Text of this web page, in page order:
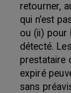
retourner,
qui n’est
ou (ii) pour
détecté.
prestataire
expiré
sans